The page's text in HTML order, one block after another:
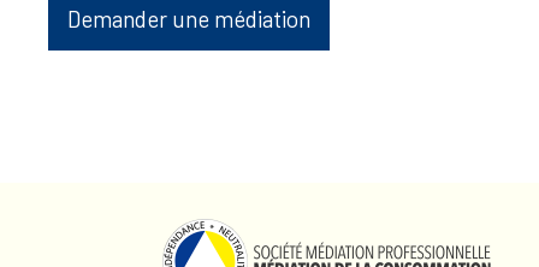
Demander une médiation